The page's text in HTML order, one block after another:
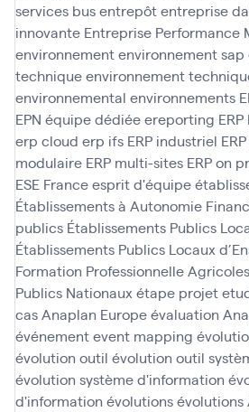
services busentrepôtentreprise
innovante Entreprise Performance
environnementenvironnement sap
techniqueenvironnement
environnemental environnements
EPN équipe dédiéeereporting ERP
erp cloud erp ifs ERP industriel
modulaire ERP multi-sites ERP on
ESE Franceesprit d'équipe
Établissements à Autonomie
publics Établissements Publics
Établissements Publics Locaux
Formation Professionnelle Agricoles
Publics Nationaux étape projet
cas Anaplan Europeévaluation
événementevent mapping
évolution outil évolution outil
évolution système d'information
d'information évolutionsévolutions